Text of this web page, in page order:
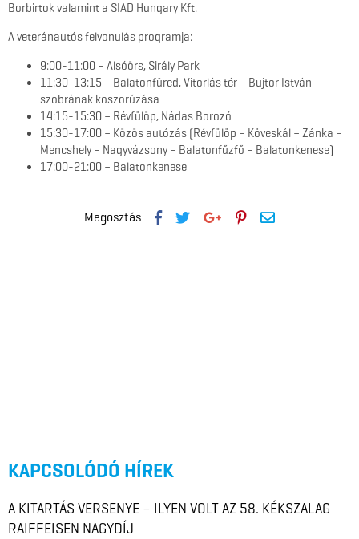
Borbirtok valamint a SIAD Hungary Kft.
A veteránautós felvonulás programja:
9:00-11:00 – Alsóörs, Sirály Park
11:30-13:15 – Balatonfüred, Vitorlás tér – Bujtor István
szobrának koszorúzása
14:15-15:30 – Révfülöp, Nádas Borozó
15:30-17:00 – Közös autózás (Révfülöp – Köveskál – Zánka –
Mencshely – Nagyvázsony – Balatonfűzfő – Balatonkenese)
17:00-21:00 – Balatonkenese
Megosztás
KAPCSOLÓDÓ HÍREK
A KITARTÁS VERSENYE – ILYEN VOLT AZ 58. KÉKSZALAG
RAIFFEISEN NAGYDÍJ